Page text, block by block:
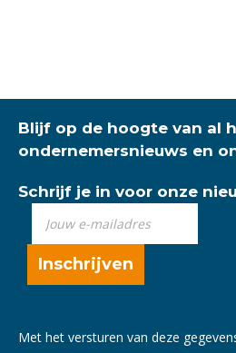
Blijf op de hoogte van al
ondernemersnieuws en
Schrijf je in voor onze
Met het versturen van deze